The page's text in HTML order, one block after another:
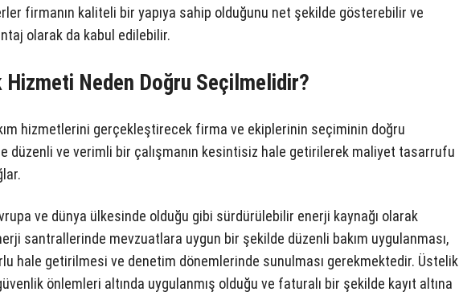
firmanın kaliteli bir yapıya sahip olduğunu net şekilde gösterebilir ve
olarak da kabul edilebilir.
Hizmeti Neden Doğru Seçilmelidir?
hizmetlerini gerçekleştirecek firma ve ekiplerinin seçiminin doğru
düzenli ve verimli bir çalışmanın kesintisiz hale getirilerek maliyet tasarrufu
ve dünya ülkesinde olduğu gibi sürdürülebilir enerji kaynağı olarak
santrallerinde mevzuatlara uygun bir şekilde düzenli bakım uygulanması,
hale getirilmesi ve denetim dönemlerinde sunulması gerekmektedir. Üstelik
önlemleri altında uygulanmış olduğu ve faturalı bir şekilde kayıt altına